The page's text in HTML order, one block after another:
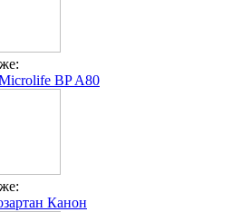
BP A80
Канон